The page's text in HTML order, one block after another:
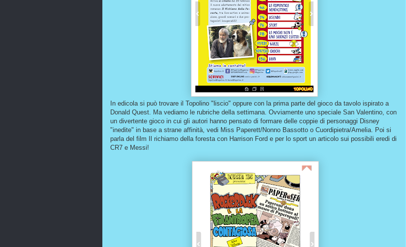
In edicola si può trovare il Topolino "liscio" oppure con la prima parte del gioco da tavolo ispirato a
Donald Quest. Ma vediamo le rubriche della settimana. Ovviamente uno speciale San Valentino, con
un divertente gioco in cui gli autori hanno pensato di formare delle coppie di personaggi Disney
"inedite" in base a strane affinità, vedi Miss Paperett/Nonno Bassotto o Cuordipietra/Amelia. Poi si
parla del film Il richiamo della foresta con Harrison Ford e per lo sport un articolo sui possibili eredi di
CR7 e Messi!